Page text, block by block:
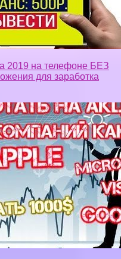
2019 на телефоне БЕЗ
для заработка